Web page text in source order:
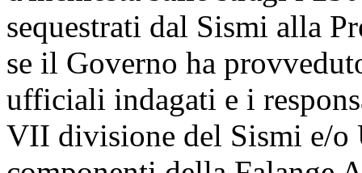
sequestrati dal Sismi alla
se il Governo ha
ufficiali indagati e i
VII divisione del Sismi e/o